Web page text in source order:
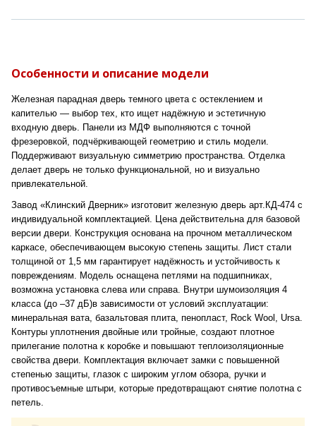
Особенности и описание модели
Железная парадная дверь темного цвета с остеклением и
капителью — выбор тех, кто ищет надёжную и эстетичную
входную дверь. Панели из МДФ выполняются с точной
фрезеровкой, подчёркивающей геометрию и стиль модели.
Поддерживают визуальную симметрию пространства. Отделка
делает дверь не только функциональной, но и визуально
привлекательной.
Завод «Клинский Дверник» изготовит железную дверь арт.КД-474 с
индивидуальной комплектацией. Цена действительна для базовой
версии двери. Конструкция основана на прочном металлическом
каркасе, обеспечивающем высокую степень защиты. Лист стали
толщиной от 1,5 мм гарантирует надёжность и устойчивость к
повреждениям. Модель оснащена петлями на подшипниках,
возможна установка слева или справа. Внутри шумоизоляция 4
класса (до –37 дБ)в зависимости от условий эксплуатации:
минеральная вата, базальтовая плита, пенопласт, Rock Wool, Ursa.
Контуры уплотнения двойные или тройные, создают плотное
прилегание полотна к коробке и повышают теплоизоляционные
свойства двери. Комплектация включает замки с повышенной
степенью защиты, глазок с широким углом обзора, ручки и
противосъемные штыри, которые предотвращают снятие полотна с
петель.